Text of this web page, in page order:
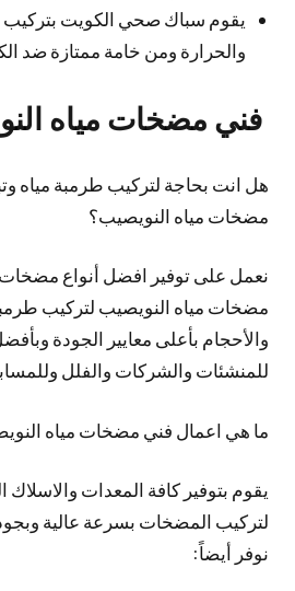
يقوم سباك صحي الكويت بتركيب
والحرارة ومن خامة ممتازة ضد
فني مضخات مياه
هل انت بحاجة لتركيب طرمبة مياه
مضخات مياه النويصيب؟
نعمل على توفير افضل أنواع مضخات
مضخات مياه النويصيب لتركيب
والأحجام بأعلى معايير الجودة
للمنشئات والشركات والفلل
ما هي اعمال فني مضخات مياه
يقوم بتوفير كافة المعدات والاسلاك
لتركيب المضخات بسرعة عالية وبجودة
نوفر أيضاً: